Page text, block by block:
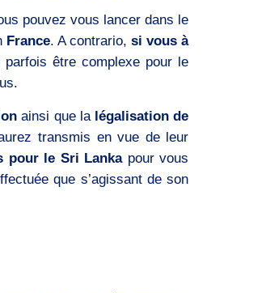
pouvez vous lancer dans le
France. A contrario,si vous à
être complexe pour le
ainsi que la légalisation de
transmis en vue de leur
pour le Sri Lankapour vous
que s’agissant de son